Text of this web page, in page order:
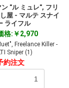
"ル ミュレ", フリ
屋 - マルテ スナイ
ライフル
格:￥2,970
Freelance Killer -
Sniper (1)
約注文